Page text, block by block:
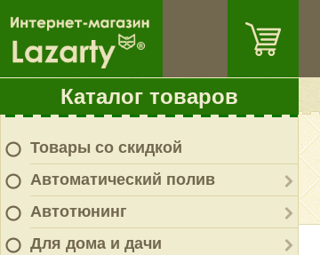
Каталог товаров
Товары со скидкой
Автоматический полив
Автотюнинг
Для дома и дачи